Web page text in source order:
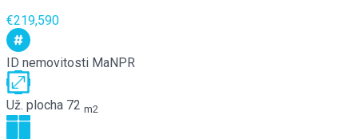
€219,590
ID nemovitosti MaNPR
Už. plocha 72 m2